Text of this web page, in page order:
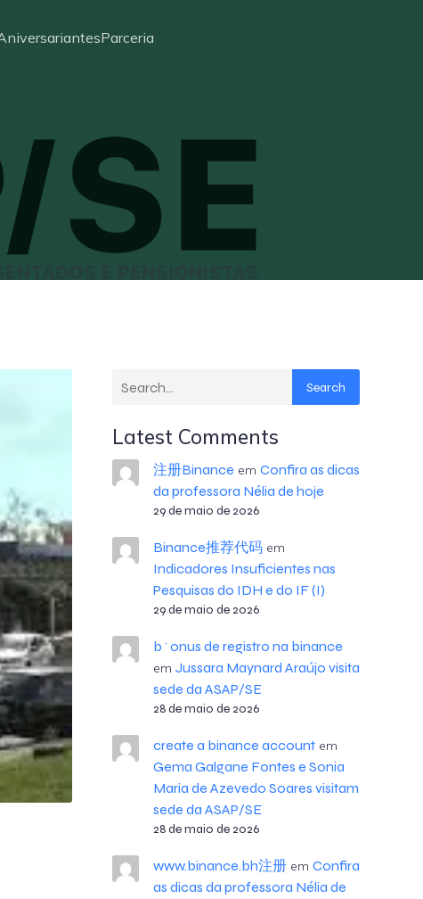
Parceria
Search
Latest Comments
注册Binance em Confira as dicas
da professora Nélia de hoje
29 de maio de 2026
Binance推荐代码em
Indicadores Insuficientes nas
Pesquisas do IDH e do IF (I)
29 de maio de 2026
b^onus de registro na binance
em Jussara Maynard Araújo visita
sede da ASAP/SE
28 de maio de 2026
create a binance accountem
Gema Galgane Fontes e Sonia
Maria de Azevedo Soares visitam
sede da ASAP/SE
28 de maio de 2026
www.binance.bh注册em Confira
as dicas da professora Nélia de